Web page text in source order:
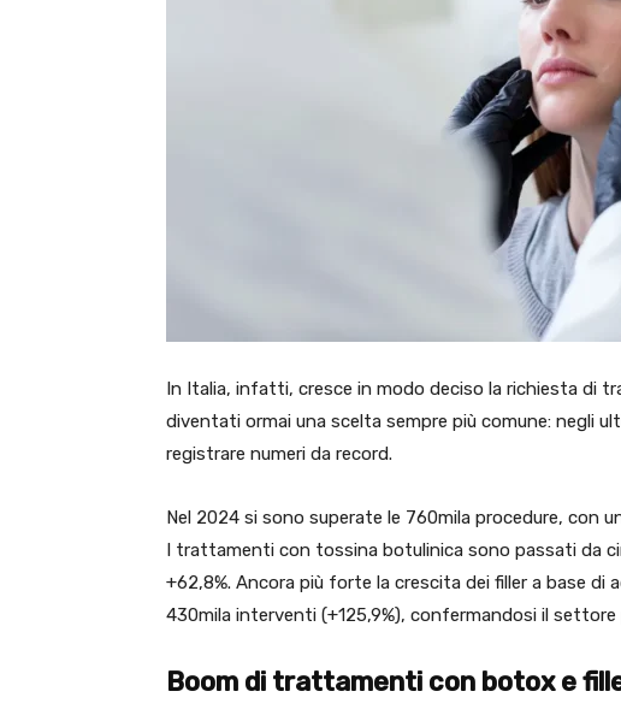
In Italia, infatti, cresce in modo deciso la richiesta di
diventati ormai una scelta sempre più comune: negli
registrare numeri da record.
Nel 2024 si sono superate le 760mila procedure, con
I trattamenti con tossina botulinica sono passati da
+62,8%. Ancora più forte la crescita dei filler a base di
430mila interventi (+125,9%), confermandosi il settore
Boom di trattamenti con botox e